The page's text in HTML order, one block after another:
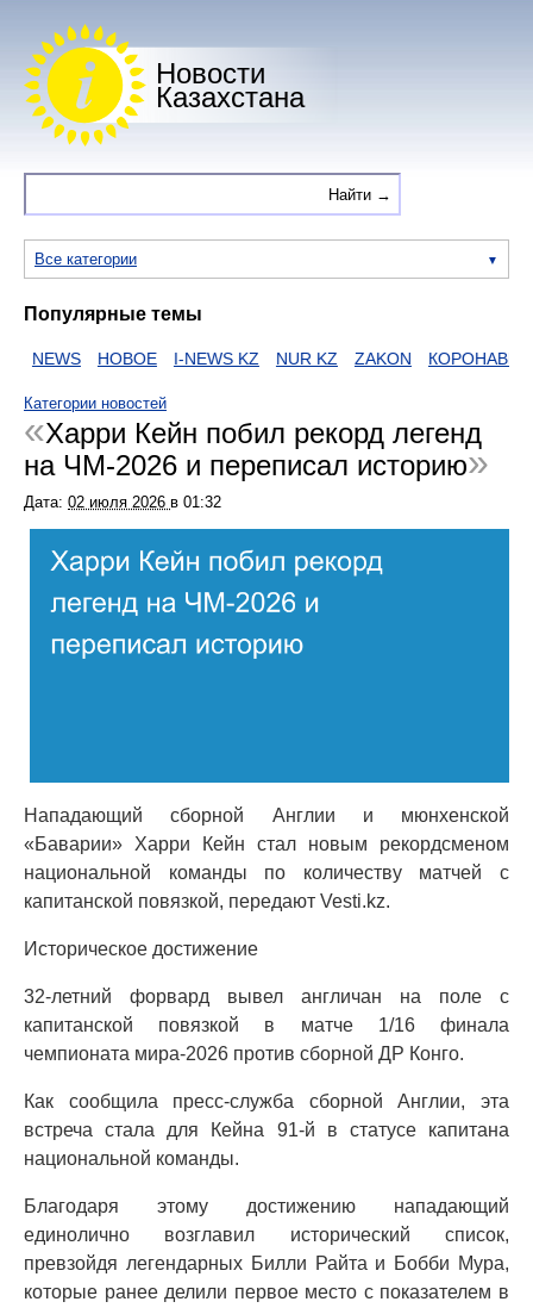
Новости
Казахстана
Все категории
Популярные темы
NEWS НОВОЕ I-NEWS KZ NUR KZ ZAKON КОРОНАВИРУС
Категории новостей
Харри Кейн побил рекорд легенд
на ЧМ-2026 и переписал историю
Дата: 02 июля 2026 в 01:32
Нападающий сборной Англии и мюнхенской
«Баварии» Харри Кейн стал новым рекордсменом
национальной команды по количеству матчей с
капитанской повязкой, передают Vesti.kz.
Историческое достижение
32-летний форвард вывел англичан на поле с
капитанской повязкой в матче 1/16 финала
чемпионата мира-2026 против сборной ДР Конго.
Как сообщила пресс-служба сборной Англии, эта
встреча стала для Кейна 91-й в статусе капитана
национальной команды.
Благодаря этому достижению нападающий
единолично возглавил исторический список,
превзойдя легендарных Билли Райта и Бобби Мура,
которые ранее делили первое место с показателем в